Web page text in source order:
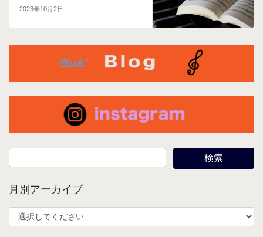
2023年10月2日
月別アーカイブ